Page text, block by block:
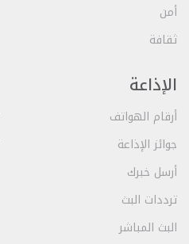
أمن
ثقافة
الإذاعة
أرقام الهواتف
جوائز الإذاعة
أرسل خبرك
ترددات البث
البث المباشر